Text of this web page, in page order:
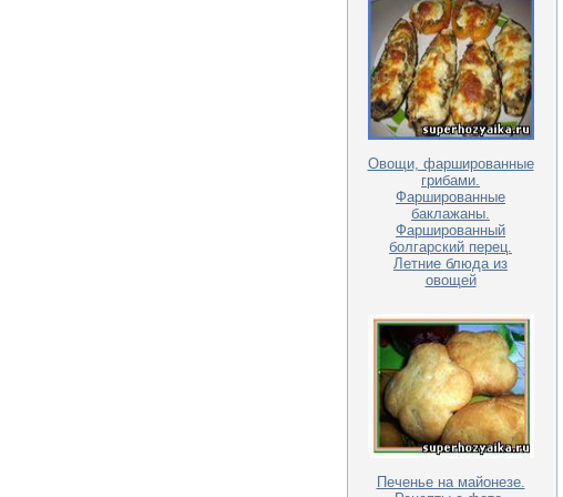
Овощи, фаршированные
грибами.
Фаршированные
баклажаны.
Фаршированный
болгарский перец.
Летние блюда из
овощей
Печенье на майонезе.